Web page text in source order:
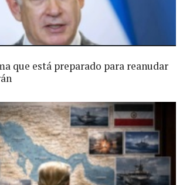
que está preparado para reanudar